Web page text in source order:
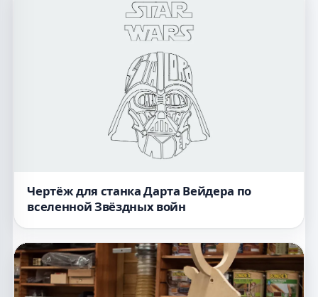
Чертёж для станка Дарта Вейдера по
вселенной Звёздных войн